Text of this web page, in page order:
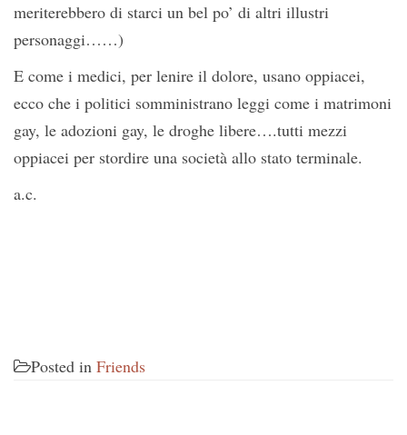
meriterebbero di starci un bel po’ di altri illustri
personaggi……)
E come i medici, per lenire il dolore, usano oppiacei,
ecco che i politici somministrano leggi come i matrimoni
gay, le adozioni gay, le droghe libere….tutti mezzi
oppiacei per stordire una società allo stato terminale.
a.c.
Posted in Friends